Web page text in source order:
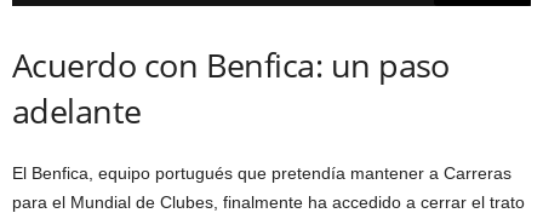
Acuerdo con Benfica: un paso
adelante
El Benfica, equipo portugués que pretendía mantener a Carreras
para el Mundial de Clubes, finalmente ha accedido a cerrar el trato